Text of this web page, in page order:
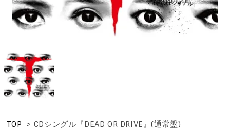
TOP > CDシングル『DEAD OR DRIVE』(通常盤)